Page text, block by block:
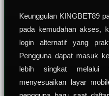
Keunggulan KINGBET89
pada kemudahan akses,
login alternatif yang
Pengguna dapat masuk
lebih singkat melalui
menyesuaikan layar